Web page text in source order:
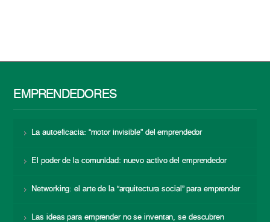
EMPRENDEDORES
La autoeficacia: “motor invisible” del emprendedor
El poder de la comunidad: nuevo activo del emprendedor
Networking: el arte de la “arquitectura social” para emprender
Las ideas para emprender no se inventan, se descubren